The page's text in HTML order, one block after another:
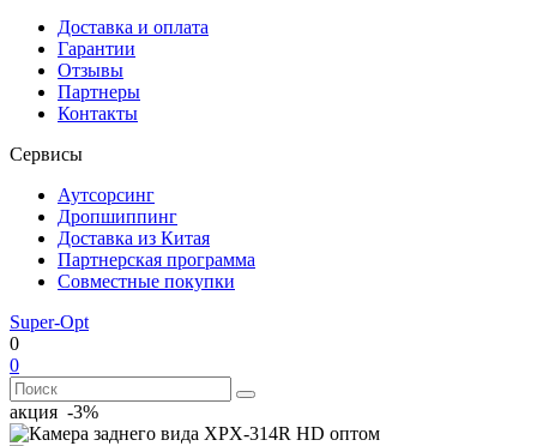
Доставка и оплата
Гарантии
Отзывы
Партнеры
Контакты
Сервисы
Аутсорсинг
Дропшиппинг
Доставка из Китая
Партнерская программа
Совместные покупки
Super-Opt
0
0
акция -3%